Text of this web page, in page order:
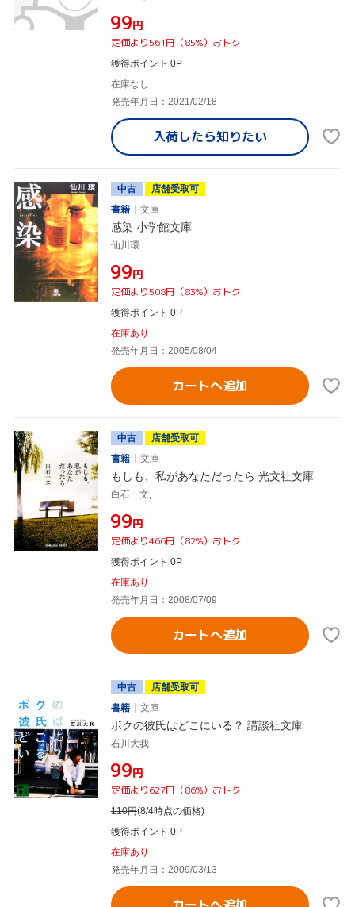
¥99円
定価より561円（85%）おトク
獲得ポイント 0P
在庫なし
発売年月日：2021/02/18
入荷したら知りたい
中古
店舗受取可
書籍
文庫
感染 小学館文庫
仙川環
¥99円
定価より508円（83%）おトク
獲得ポイント 0P
在庫あり
発売年月日：2005/08/04
カートへ追加
中古
店舗受取可
書籍
文庫
もしも、私があなただったら 光文社文庫
白石一文,
¥99円
定価より466円（82%）おトク
獲得ポイント 0P
在庫あり
発売年月日：2008/07/09
カートへ追加
中古
店舗受取可
書籍
文庫
ボクの彼氏はどこにいる？ 講談社文庫
石川大我
¥99円
定価より627円（86%）おトク
110円(8/4時点の価格)
獲得ポイント 0P
在庫あり
発売年月日：2009/03/13